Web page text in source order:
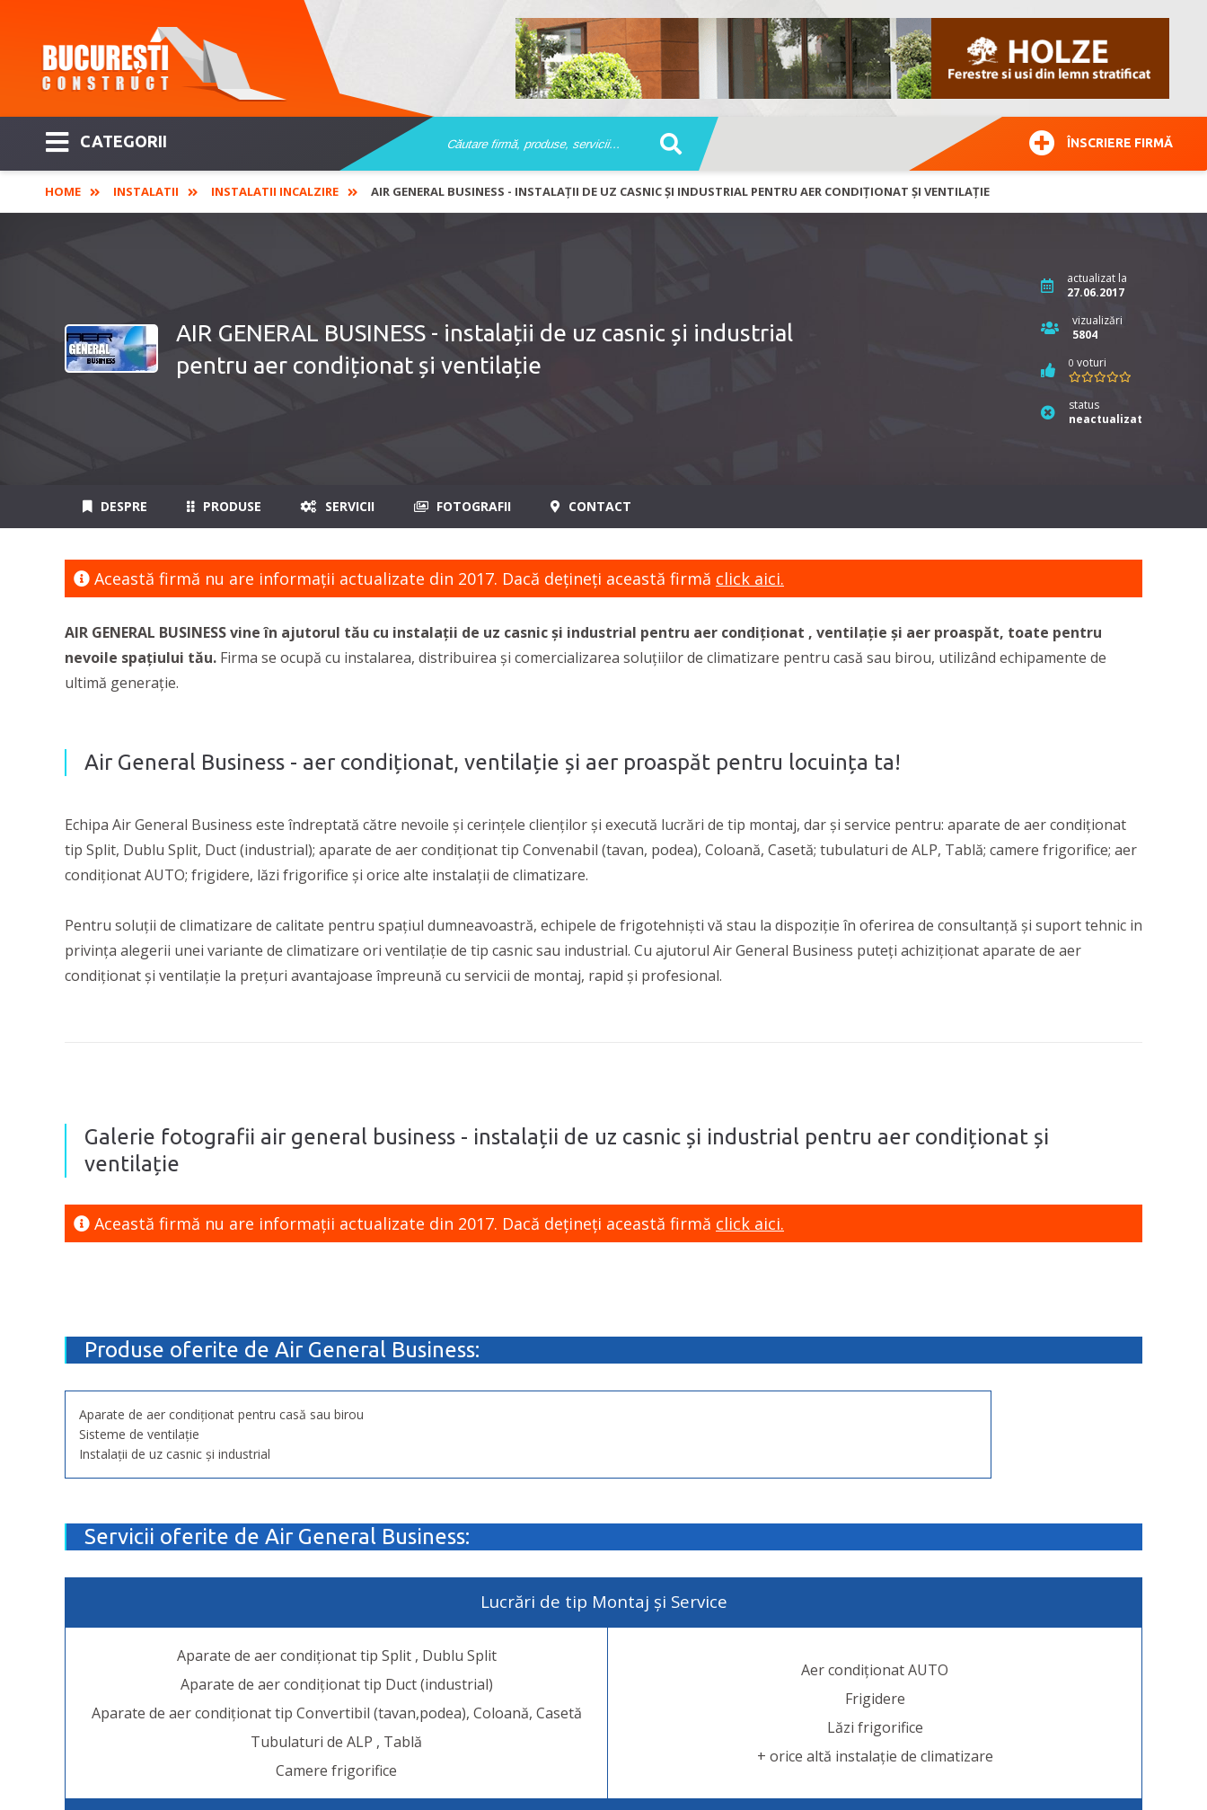
CATEGORII ÎNSCRIERE FIRMĂ
HOME INSTALATII INSTALATII INCALZIRE AIR GENERAL BUSINESS - INSTALAȚII DE UZ CASNIC ȘI INDUSTRIAL PENTRU AER CONDIȚIONAT ȘI VENTILAȚIE
AIR GENERAL BUSINESS - instalații de uz casnic și industrial
pentru aer condiționat și ventilație
actualizat la
27.06.2017
vizualizări
5804
0 voturi
status
neactualizat
DESPRE PRODUSE SERVICII FOTOGRAFII CONTACT
Această firmă nu are informaţii actualizate din 2017. Dacă dețineți această firmă click aici.
AIR GENERAL BUSINESS vine în ajutorul tău cu instalații de uz casnic și industrial pentru aer condiționat , ventilație și aer proaspăt, toate pentru
nevoile spațiului tău. Firma se ocupă cu instalarea, distribuirea și comercializarea soluțiilor de climatizare pentru casă sau birou, utilizând echipamente de
ultimă generație.
Air General Business - aer condiționat, ventilație și aer proaspăt pentru locuința ta!
Echipa Air General Business este îndreptată către nevoile și cerințele clienților și execută lucrări de tip montaj, dar și service pentru: aparate de aer condiționat
tip Split, Dublu Split, Duct (industrial); aparate de aer condiționat tip Convenabil (tavan, podea), Coloană, Casetă; tubulaturi de ALP, Tablă; camere frigorifice; aer
condiționat AUTO; frigidere, lăzi frigorifice și orice alte instalații de climatizare.
Pentru soluții de climatizare de calitate pentru spațiul dumneavoastră, echipele de frigotehniști vă stau la dispoziție în oferirea de consultanță și suport tehnic in
privința alegerii unei variante de climatizare ori ventilație de tip casnic sau industrial. Cu ajutorul Air General Business puteți achiziționat aparate de aer
condiționat și ventilație la prețuri avantajoase împreună cu servicii de montaj, rapid și profesional.
Galerie fotografii air general business - instalații de uz casnic și industrial pentru aer condiționat și
ventilație
Această firmă nu are informaţii actualizate din 2017. Dacă dețineți această firmă click aici.
Produse oferite de Air General Business:
Aparate de aer condiționat pentru casă sau birou
Sisteme de ventilație
Instalații de uz casnic și industrial
Servicii oferite de Air General Business:
Lucrări de tip Montaj și Service
Aparate de aer condiționat tip Split , Dublu Split
Aparate de aer condiționat tip Duct (industrial)
Aparate de aer condiționat tip Convertibil (tavan,podea), Coloană, Casetă
Tubulaturi de ALP , Tablă
Camere frigorifice
Aer condiționat AUTO
Frigidere
Lăzi frigorifice
+ orice altă instalație de climatizare